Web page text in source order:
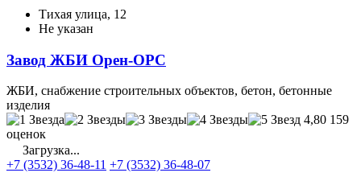
Тихая улица, 12
Не указан
Завод ЖБИ Орен-ОРС
ЖБИ, снабжение строительных объектов, бетон, бетонные
изделия
4,80 159
оценок
Загрузка...
+7 (3532) 36-48-11 +7 (3532) 36-48-07